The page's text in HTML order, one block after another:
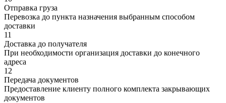
Отправка груза
Перевозка до пункта назначения выбранным способом
доставки
11
Доставка до получателя
При необходимости организация доставки до конечного
адреса
12
Передача документов
Предоставление клиенту полного комплекта закрывающих
документов